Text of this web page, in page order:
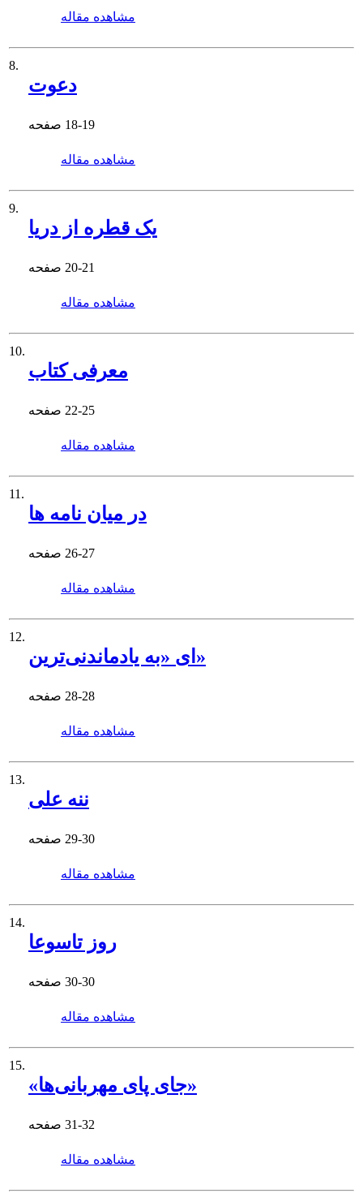
مشاهده مقاله
8.
دعوت
18-19
مشاهده مقاله
9.
یک قطره از دریا
20-21
مشاهده مقاله
10.
معرفی کتاب
22-25
مشاهده مقاله
11.
در میان نامه ها
26-27
مشاهده مقاله
12.
ای «به یادماندنی‌ترین»
28-28
مشاهده مقاله
13.
ننه علی
29-30
مشاهده مقاله
14.
روز تاسوعا
30-30
مشاهده مقاله
15.
«جای پای مهربانی‌ها»
31-32
مشاهده مقاله